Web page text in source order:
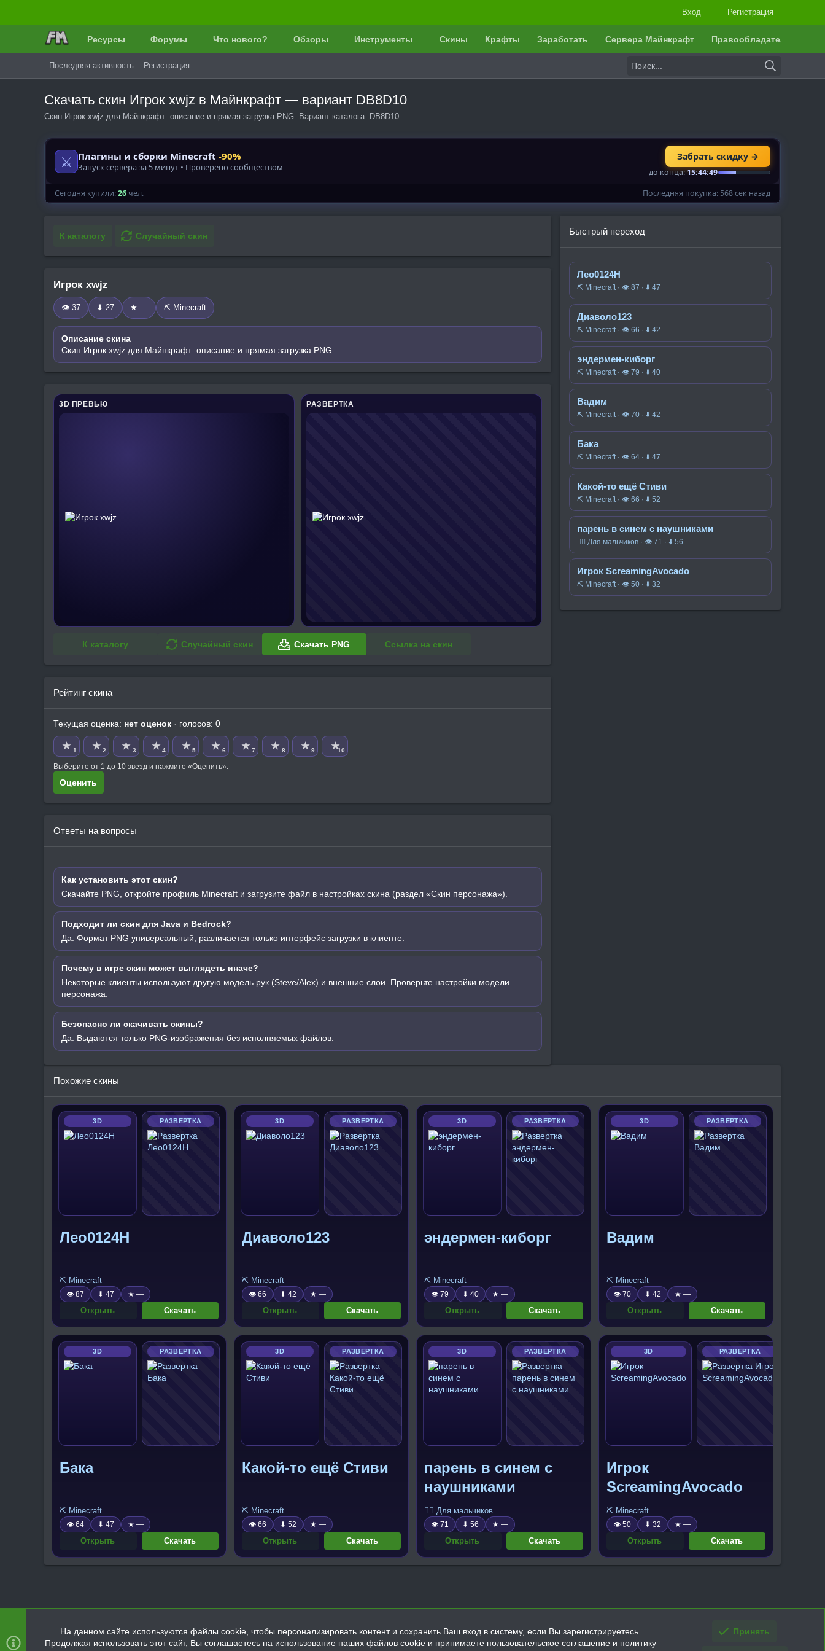
Вход Регистрация
Ресурсы Форумы Что нового? Обзоры Инструменты Скины Крафты Заработать Сервера Майнкрафт Правообладателям
Последняя активность Регистрация
Скачать скин Игрок xwjz в Майнкрафт — вариант DB8D10
Скин Игрок xwjz для Майнкрафт: описание и прямая загрузка PNG. Вариант каталога: DB8D10.
К каталогу Случайный скин
Игрок xwjz
👁 37 ⬇ 27 ★ — ⛏️ Minecraft
Описание скина
Скин Игрок xwjz для Майнкрафт: описание и прямая загрузка PNG.
3D ПРЕВЬЮ РАЗВЕРТКА
К каталогу Случайный скин Скачать PNG Ссылка на скин
Рейтинг скина
Текущая оценка: нет оценок · голосов: 0
★ 1 ★ 2 ★ 3 ★ 4 ★ 5 ★ 6 ★ 7 ★ 8 ★ 9 ★10
Выберите от 1 до 10 звезд и нажмите «Оценить».
Оценить
Ответы на вопросы
Как установить этот скин?
Скачайте PNG, откройте профиль Minecraft и загрузите файл в настройках скина (раздел «Скин персонажа»).
Подходит ли скин для Java и Bedrock?
Да. Формат PNG универсальный, различается только интерфейс загрузки в клиенте.
Почему в игре скин может выглядеть иначе?
Некоторые клиенты используют другую модель рук (Steve/Alex) и внешние слои. Проверьте настройки модели
персонажа.
Безопасно ли скачивать скины?
Да. Выдаются только PNG-изображения без исполняемых файлов.
Быстрый переход
Лео0124Н
⛏️ Minecraft · 👁 87 · ⬇ 47
Диаволо123
⛏️ Minecraft · 👁 66 · ⬇ 42
эндермен-киборг
⛏️ Minecraft · 👁 79 · ⬇ 40
Вадим
⛏️ Minecraft · 👁 70 · ⬇ 42
Бака
⛏️ Minecraft · 👁 64 · ⬇ 47
Какой-то ещё Стиви
⛏️ Minecraft · 👁 66 · ⬇ 52
парень в синем с наушниками
🧍‍♂️ Для мальчиков · 👁 71 · ⬇ 56
Игрок ScreamingAvocado
⛏️ Minecraft · 👁 50 · ⬇ 32
Похожие скины
3D РАЗВЕРТКА
Лео0124Н
⛏️ Minecraft
👁 87 ⬇ 47 ★ —
Открыть Скачать
3D РАЗВЕРТКА
Диаволо123
⛏️ Minecraft
👁 66 ⬇ 42 ★ —
Открыть Скачать
3D РАЗВЕРТКА
эндермен-киборг
⛏️ Minecraft
👁 79 ⬇ 40 ★ —
Открыть Скачать
3D РАЗВЕРТКА
Вадим
⛏️ Minecraft
👁 70 ⬇ 42 ★ —
Открыть Скачать
3D РАЗВЕРТКА
Бака
⛏️ Minecraft
👁 64 ⬇ 47 ★ —
Открыть Скачать
3D РАЗВЕРТКА
Какой-то ещё Стиви
⛏️ Minecraft
👁 66 ⬇ 52 ★ —
Открыть Скачать
3D РАЗВЕРТКА
парень в синем с
наушниками
🧍‍♂️ Для мальчиков
👁 71 ⬇ 56 ★ —
Открыть Скачать
3D РАЗВЕРТКА
Игрок
ScreamingAvocado
⛏️ Minecraft
👁 50 ⬇ 32 ★ —
Открыть Скачать
На данном сайте используются файлы cookie, чтобы персонализировать контент и сохранить Ваш вход в систему, если Вы зарегистрируетесь.
Продолжая использовать этот сайт, Вы соглашаетесь на использование наших файлов cookie и принимаете пользовательское соглашение и политику
Принять